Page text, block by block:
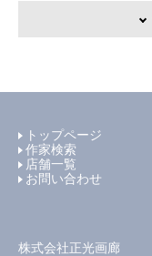
トップページ
作家検索
店舗一覧
お問い合わせ
株式会社正光画廊